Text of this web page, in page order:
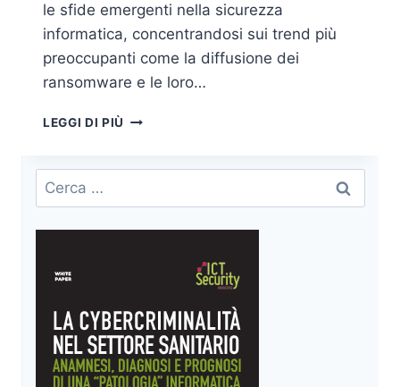
le sfide emergenti nella sicurezza
informatica, concentrandosi sui trend più
preoccupanti come la diffusione dei
ransomware e le loro…
LEGGI DI PIÙ LA
RISCHIO
E
LA
DELLE
COSE
Ricerca
per: